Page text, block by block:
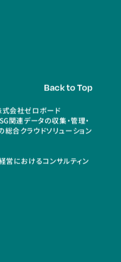
Back to Top
式会社ゼロボード
関連データの収集・管理・
合クラウドソリューション
営におけるコンサルティン